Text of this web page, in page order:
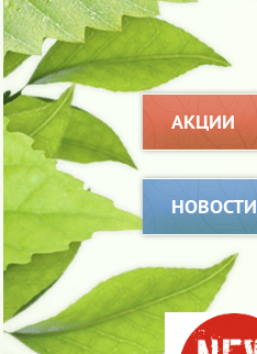
АКЦИИ
НОВОСТИ